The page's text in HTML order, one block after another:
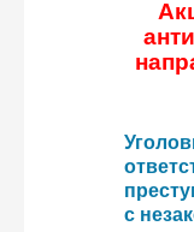
с